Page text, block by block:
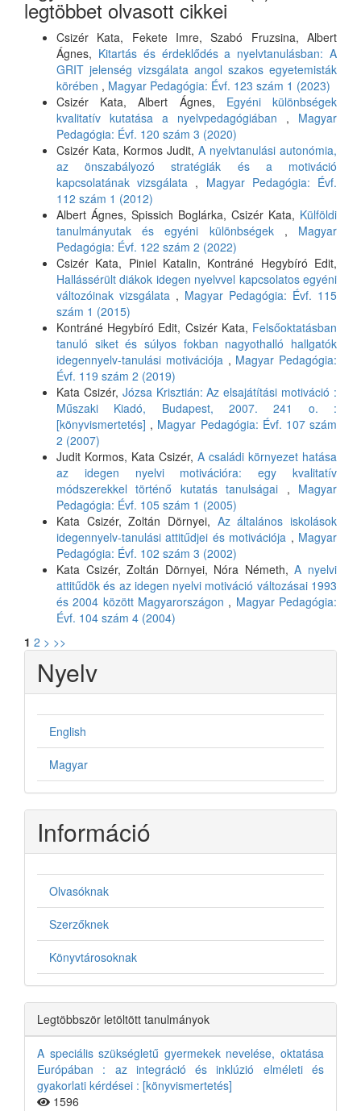
legtöbbet olvasott cikkei
Csizér Kata, Fekete Imre, Szabó Fruzsina, Albert
Ágnes, Kitartás és érdeklődés a nyelvtanulásban: A
GRIT jelenség vizsgálata angol szakos egyetemisták
körében , Magyar Pedagógia: Évf. 123 szám 1 (2023)
Csizér Kata, Albert Ágnes, Egyéni különbségek
kvalitatív kutatása a nyelvpedagógiában , Magyar
Pedagógia: Évf. 120 szám 3 (2020)
Csizér Kata, Kormos Judit, A nyelvtanulási autonómia,
az önszabályozó stratégiák és a motiváció
kapcsolatának vizsgálata , Magyar Pedagógia: Évf.
112 szám 1 (2012)
Albert Ágnes, Spissich Boglárka, Csizér Kata, Külföldi
tanulmányutak és egyéni különbségek , Magyar
Pedagógia: Évf. 122 szám 2 (2022)
Csizér Kata, Piniel Katalin, Kontráné Hegybíró Edit,
Hallássérült diákok idegen nyelvvel kapcsolatos egyéni
változóinak vizsgálata , Magyar Pedagógia: Évf. 115
szám 1 (2015)
Kontráné Hegybíró Edit, Csizér Kata, Felsőoktatásban
tanuló siket és súlyos fokban nagyothalló hallgatók
idegennyelv-tanulási motivációja , Magyar Pedagógia:
Évf. 119 szám 2 (2019)
Kata Csizér, Józsa Krisztián: Az elsajátítási motiváció :
Műszaki Kiadó, Budapest, 2007. 241 o. :
[könyvismertetés] , Magyar Pedagógia: Évf. 107 szám
2 (2007)
Judit Kormos, Kata Csizér, A családi környezet hatása
az idegen nyelvi motivációra: egy kvalitatív
módszerekkel történő kutatás tanulságai , Magyar
Pedagógia: Évf. 105 szám 1 (2005)
Kata Csizér, Zoltán Dörnyei, Az általános iskolások
idegennyelv-tanulási attitűdjei és motivációja , Magyar
Pedagógia: Évf. 102 szám 3 (2002)
Kata Csizér, Zoltán Dörnyei, Nóra Németh,A nyelvi
attitűdök és az idegen nyelvi motiváció változásai 1993
és 2004 között Magyarországon , Magyar Pedagógia:
Évf. 104 szám 4 (2004)
1 2 > >>
Nyelv
English
Magyar
Információ
Olvasóknak
Szerzőknek
Könyvtárosoknak
Legtöbbször letöltött tanulmányok
A speciális szükségletű gyermekek nevelése, oktatása
Európában : az integráció és inklúzió elméleti és
gyakorlati kérdései : [könyvismertetés]
1596